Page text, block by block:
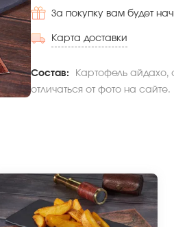
За покупку вам будет
Карта доставки
Состав:
Картофель айдахо,
отличаться от фото на сайте.